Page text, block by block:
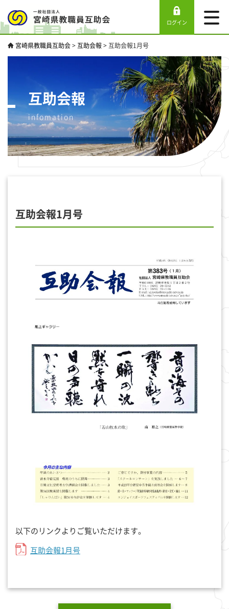
ログイン
宮崎県教職員互助会> 互助会報 > 互助会報1月号
互助会報
infomation
互助会報1月号
以下のリンクよりご覧いただけます。
互助会報1月号